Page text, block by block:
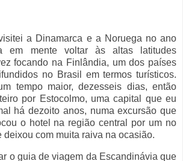
Dinamarca e a Noruega no ano
em mente voltar às altas latitudes
focando na Finlândia, um dos países
no Brasil em termos turísticos.
tempo maior, dezesseis dias, então
por Estocolmo, uma capital que eu
há dezoito anos, numa excursão que
o hotel na região central por um no
deixou com muita raiva na ocasião.
de viagem da Escandinávia que